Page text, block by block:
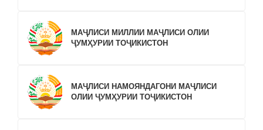
МАҶЛИСИ МИЛЛИИ МАҶЛИСИ ОЛИИ
ҶУМҲУРИИ ТОҶИКИСТОН
МАҶЛИСИ НАМОЯНДАГОНИ МАҶЛИСИ
ОЛИИ ҶУМҲУРИИ ТОҶИКИСТОН